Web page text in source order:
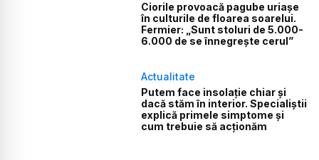
Ciorile provoacă pagube uriașe
în culturile de floarea soarelui.
Fermier: „Sunt stoluri de 5.000-
6.000 de se înnegrește cerul”
Actualitate
Putem face insolație chiar și
dacă stăm în interior. Specialiștii
explică primele simptome și
cum trebuie să acționăm